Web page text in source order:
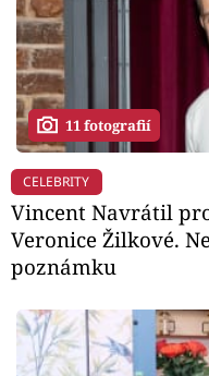
11 fotografií
CELEBRITY
Vincent Navrátil
Veronice Žilkové.
poznámku